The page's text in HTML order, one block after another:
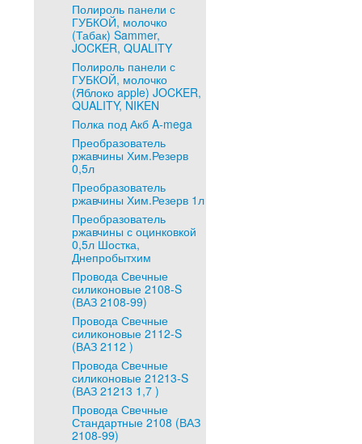
Полироль панели с
ГУБКОЙ, молочко
(Табак) Sammer,
JOCKER, QUALITY
Полироль панели с
ГУБКОЙ, молочко
(Яблоко apple) JOCKER,
QUALITY, NIKEN
Полка под Акб A-mega
Преобразователь
ржавчины Хим.Резерв
0,5л
Преобразователь
ржавчины Хим.Резерв 1л
Преобразователь
ржавчины с оцинковкой
0,5л Шостка,
Днепробытхим
Провода Свечные
силиконовые 2108-S
(ВАЗ 2108-99)
Провода Свечные
силиконовые 2112-S
(ВАЗ 2112 )
Провода Свечные
силиконовые 21213-S
(ВАЗ 21213 1,7 )
Провода Свечные
Стандартные 2108 (ВАЗ
2108-99)